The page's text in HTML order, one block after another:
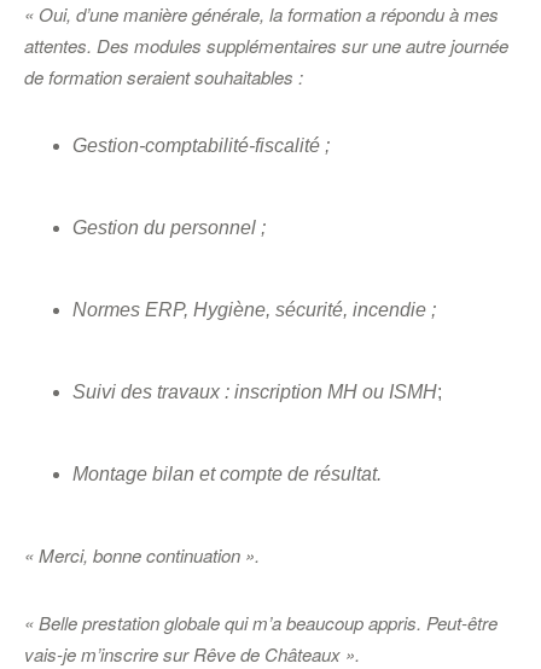
« Oui, d’une manière générale, la formation a répondu à mes
attentes. Des modules supplémentaires sur une autre journée
de formation seraient souhaitables :
Gestion-comptabilité-fiscalité ;
Gestion du personnel ;
Normes ERP, Hygiène, sécurité, incendie ;
Suivi des travaux : inscription MH ou ISMH;
Montage bilan et compte de résultat.
« Merci, bonne continuation ».
« Belle prestation globale qui m’a beaucoup appris. Peut-être
vais-je m’inscrire sur Rêve de Châteaux ».